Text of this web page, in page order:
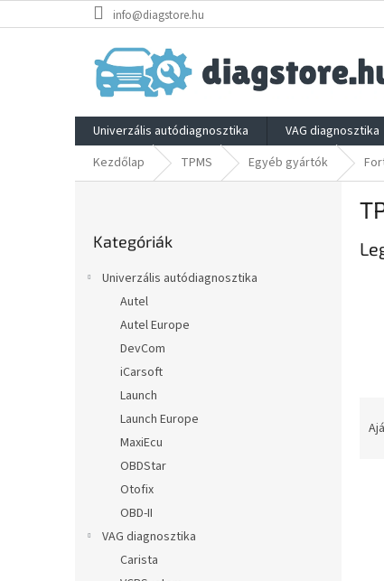
a
info@diagstore.hu
Univerzális autódiagnosztika VAG diagnosztika
Kezdőlap
TPMS Egyéb gyártók
átugrása
Kategóriák
Univerzális autódiagnosztika
Autel
Autel Europe
DevCom
iCarsoft
Launch
Launch Europe
MaxiEcu
OBDStar
Otofix
OBD-II
VAG diagnosztika
Carista